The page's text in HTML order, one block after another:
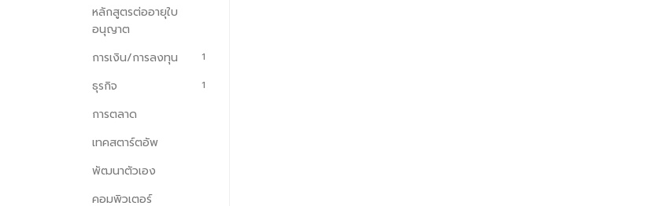
หลักสูตรต่ออายุใบ
อนุญาต
การเงิน/การลงทุน
1
ธุรกิจ 1
การตลาด
เทคสตาร์ตอัพ
พัฒนาตัวเอง
คอมพิวเตอร์